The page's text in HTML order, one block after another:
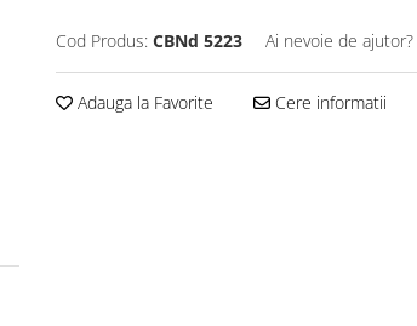
Cod Produs: CBNd 5223 Ai nevoie de ajutor?
Adauga la Favorite Cere informatii